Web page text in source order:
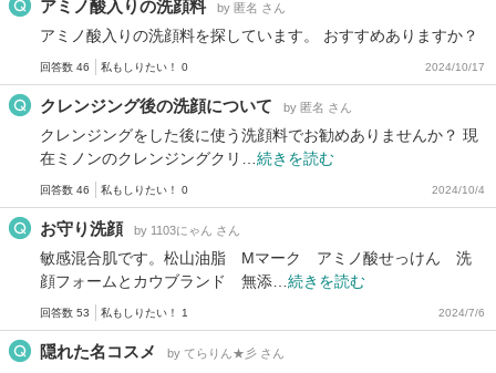
アミノ酸入りの洗顔料 by 匿名 さん
アミノ酸入りの洗顔料を探しています。 おすすめありますか？
回答数 46 私もしりたい！ 0 2024/10/17
クレンジング後の洗顔について by 匿名 さん
クレンジングをした後に使う洗顔料でお勧めありませんか？ 現
在ミノンのクレンジングクリ… 続きを読む
回答数 46 私もしりたい！ 0 2024/10/4
お守り洗顔 by 1103にゃん さん
敏感混合肌です。松山油脂 Mマーク アミノ酸せっけん 洗
顔フォームとカウブランド 無添… 続きを読む
回答数 53 私もしりたい！ 1 2024/7/6
隠れた名コスメ by てらりん★彡 さん